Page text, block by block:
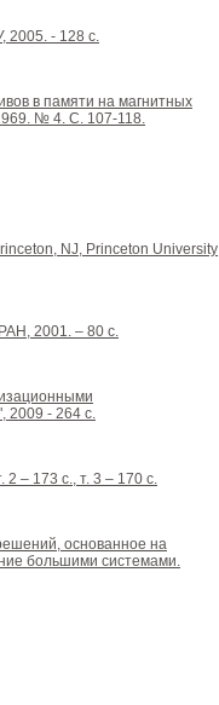
2005. - 128 с.
в памяти на магнитных
№ 4. С. 107-118.
NJ, Princeton University
2001. – 80 с.
2009 - 264 с.
– 173 с., т. 3 – 170 с.
основанное на
большими системами.